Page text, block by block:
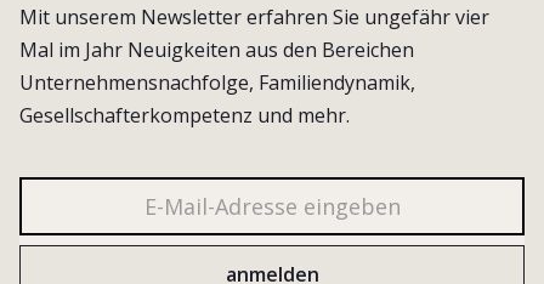
Mit unserem Newsletter erfahren Sie ungefähr vier
Mal im Jahr Neuigkeiten aus den Bereichen
Unternehmensnachfolge, Familiendynamik,
Gesellschafterkompetenz und mehr.